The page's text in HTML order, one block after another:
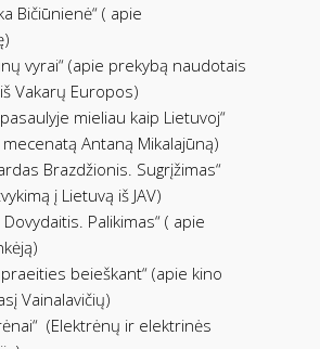
Bičiūnienė“ ( apie
vyrai“ (apie prekybą naudotais
Vakarų Europos)
mieliau kaip Lietuvoj“
Antaną Mikalajūną)
Brazdžionis. Sugrįžimas“
į Lietuvą iš JAV)
Palikimas“ ( apie
beieškant“ (apie kino
Vainalavičių)
(Elektrėnų ir elektrinės